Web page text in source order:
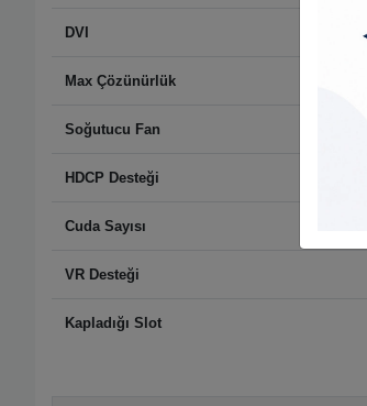
DVI
Max Çözünürlük
Soğutucu Fan
HDCP Desteği
Cuda Sayısı
VR Desteği
Kapladığı Slot